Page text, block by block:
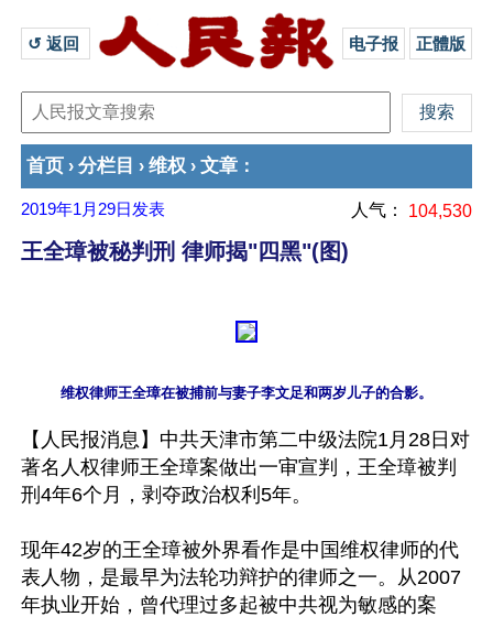
↺ 返回 电子报 正體版
首页 › 分栏目 › 维权 › 文章 ：
2019年1月29日 发表 人气： 104,530
王全璋被秘判刑 律师揭"四黑"(图)
【人民报消息】中共天津市第二中级法院1月28日对
著名人权律师王全璋案做出一审宣判，王全璋被判
刑4年6个月，剥夺政治权利5年。
现年42岁的王全璋被外界看作是中国维权律师的代
表人物，是最早为法轮功辩护的律师之一。从2007
年执业开始，曾代理过多起被中共视为敏感的案